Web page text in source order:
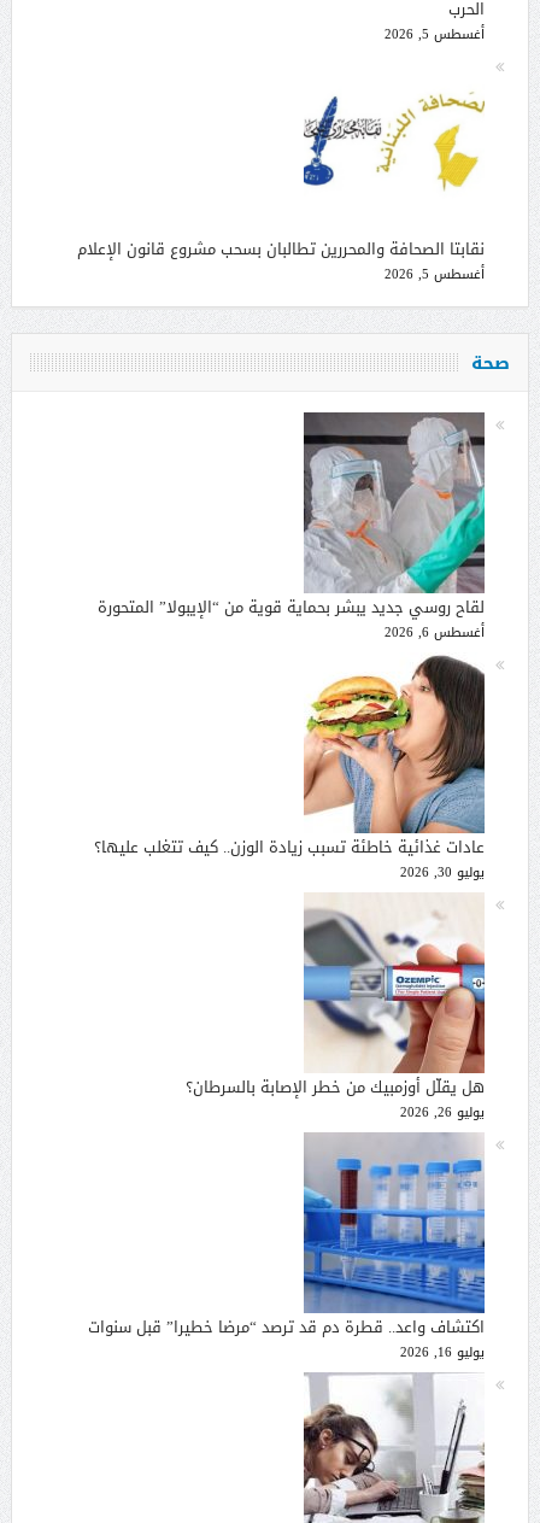
الحرب
أغسطس 5, 2026
نقابتا الصحافة والمحررين تطالبان بسحب مشروع قانون الإعلام
أغسطس 5, 2026
صحة
لقاح روسي جديد يبشر بحماية قوية من “الإيبولا” المتحورة
أغسطس 6, 2026
عادات غذائية خاطئة تسبب زيادة الوزن.. كيف تتغلب عليها؟
يوليو 30, 2026
هل يقلّل أوزمبيك من خطر الإصابة بالسرطان؟
يوليو 26, 2026
اكتشاف واعد.. قطرة دم قد ترصد “مرضا خطيرا” قبل سنوات
يوليو 16, 2026